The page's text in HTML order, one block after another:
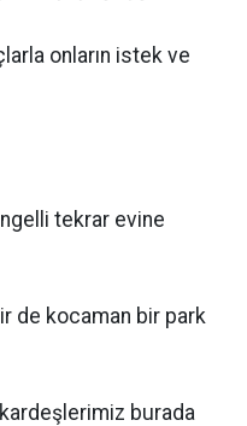
onların istek ve
tekrar evine
de kocaman bir park
burada